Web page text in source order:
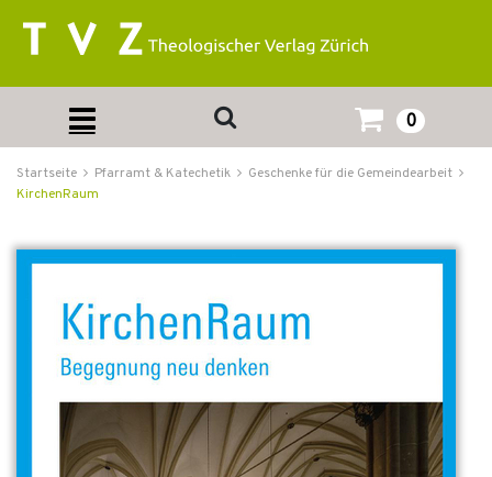
0
Startseite Pfarramt & Katechetik
Geschenke für die Gemeindearbeit
KirchenRaum